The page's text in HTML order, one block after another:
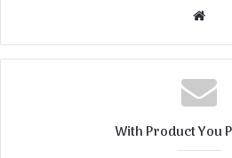
b
s
i
With Product You